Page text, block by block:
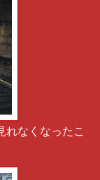
れなくなったこ